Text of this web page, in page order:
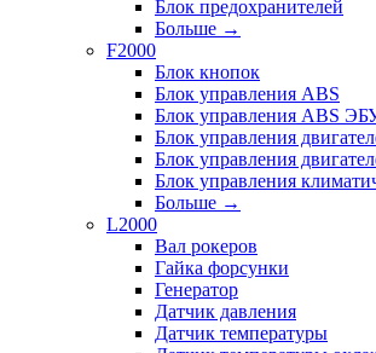
Блок предохранителей
Больше →
F2000
Блок кнопок
Блок управления ABS
Блок управления ABS
Блок управления
Блок управления
Блок управления
Больше →
L2000
Вал рокеров
Гайка форсунки
Генератор
Датчик давления
Датчик температуры